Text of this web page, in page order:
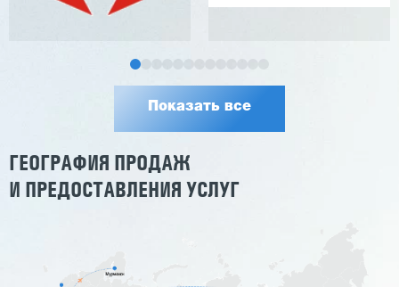
Показать все
ГЕОГРАФИЯ ПРОДАЖ
И ПРЕДОСТАВЛЕНИЯ УСЛУГ